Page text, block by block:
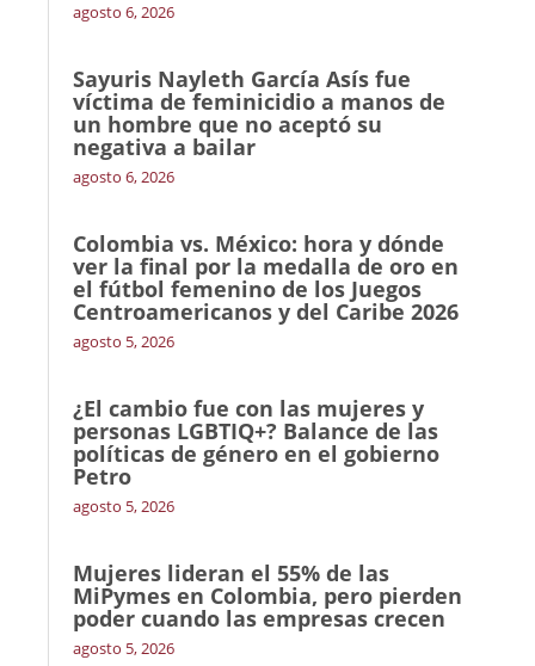
agosto 6, 2026
Sayuris Nayleth García Asís fue
víctima de feminicidio a manos de
un hombre que no aceptó su
negativa a bailar
agosto 6, 2026
Colombia vs. México: hora y dónde
ver la final por la medalla de oro en
el fútbol femenino de los Juegos
Centroamericanos y del Caribe 2026
agosto 5, 2026
¿El cambio fue con las mujeres y
personas LGBTIQ+? Balance de las
políticas de género en el gobierno
Petro
agosto 5, 2026
Mujeres lideran el 55% de las
MiPymes en Colombia, pero pierden
poder cuando las empresas crecen
agosto 5, 2026